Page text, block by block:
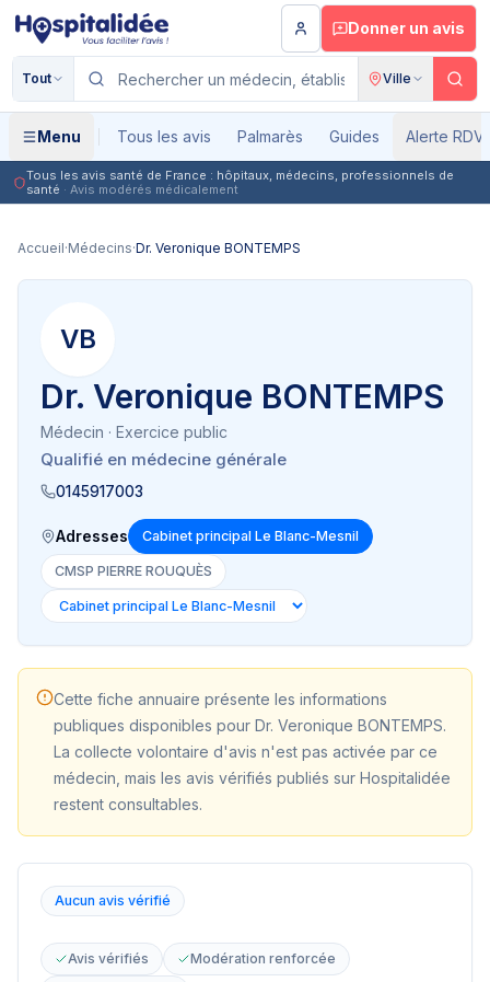
Aller au contenu principal
Donner un avis
Tout Ville
Menu Tous les avis Palmarès Guides Alerte RDV
Tous les avis santé de France : hôpitaux, médecins, professionnels de
santé · Avis modérés médicalement
Accueil·Médecins·Dr. Veronique BONTEMPS
VB
Dr. Veronique BONTEMPS
Médecin · Exercice public
Qualifié en médecine générale
0145917003
Adresses Cabinet principal Le Blanc-Mesnil
CMSP PIERRE ROUQUÈS
Cette fiche annuaire présente les informations
publiques disponibles pour Dr. Veronique BONTEMPS.
La collecte volontaire d'avis n'est pas activée par ce
médecin, mais les avis vérifiés publiés sur Hospitalidée
restent consultables.
Aucun avis vérifié
Avis vérifiés
Modération renforcée